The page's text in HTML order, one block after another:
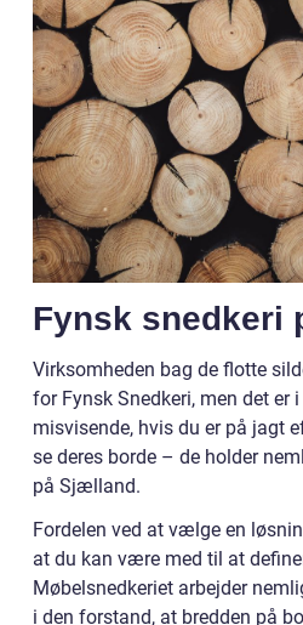
Fynsk snedkeri
Virksomheden bag de flotte
for Fynsk Snedkeri, men det er
misvisende, hvis du er på jagt
se deres borde – de holder
på Sjælland.
Fordelen ved at vælge en
at du kan være med til at
Møbelsnedkeriet arbejder
i den forstand, at bredden på